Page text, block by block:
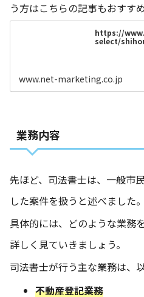
う方はこちらの記事もおすすめ
https://
select/
www.net-marketing.co.jp
業務内容
先ほど、司法書士は、一般市
した案件を扱うと述べました。
具体的には、どのような業務
詳しく見ていきましょう。
司法書士が行う主な業務は、
不動産登記業務